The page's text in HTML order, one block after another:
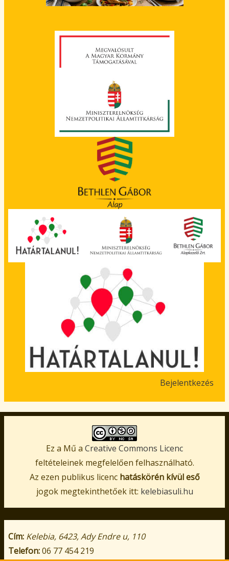
account
Bejelentkezés
Ez a Mű a Creative Commons Licenc
feltételeinek megfelelően felhasználható.
Az ezen publikus licenc hatáskörén kívül eső
jogok megtekinthetőek itt: kelebiasuli.hu
Cím: Kelebia, 6423, Ady Endre u, 110
Telefon:06 77 454 219